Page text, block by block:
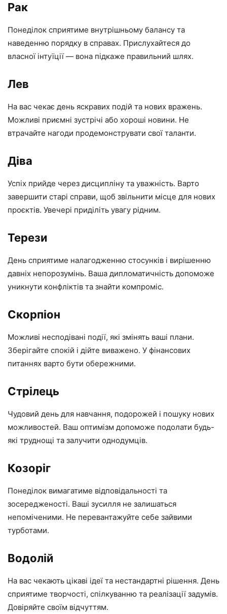
Рак
Понеділок сприятиме внутрішньому балансу та
наведенню порядку в справах. Прислухайтеся до
власної інтуїції — вона підкаже правильний шлях.
Лев
На вас чекає день яскравих подій та нових вражень.
Можливі приємні зустрічі або хороші новини. Не
втрачайте нагоди продемонструвати свої таланти.
Діва
Успіх прийде через дисципліну та уважність. Варто
завершити старі справи, щоб звільнити місце для нових
проєктів. Увечері приділіть увагу рідним.
Терези
День сприятиме налагодженню стосунків і вирішенню
давніх непорозумінь. Ваша дипломатичність допоможе
уникнути конфліктів та знайти компроміс.
Скорпіон
Можливі несподівані події, які змінять ваші плани.
Зберігайте спокій і дійте виважено. У фінансових
питаннях варто бути обережними.
Стрілець
Чудовий день для навчання, подорожей і пошуку нових
можливостей. Ваш оптимізм допоможе подолати будь-
які труднощі та залучити однодумців.
Козоріг
Понеділок вимагатиме відповідальності та
зосередженості. Ваші зусилля не залишаться
непоміченими. Не перевантажуйте себе зайвими
турботами.
Водолій
На вас чекають цікаві ідеї та нестандартні рішення. День
сприятиме творчості, спілкуванню та реалізації задумів.
Довіряйте своїм відчуттям.